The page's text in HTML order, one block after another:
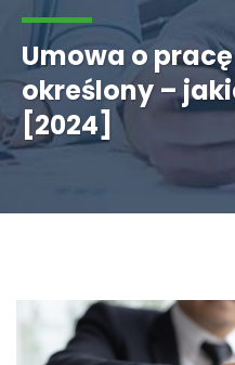
Umowa o
określony –
[2024]